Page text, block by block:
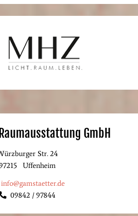
GmbH
Str. 24
Uffenheim
info@gamstaetter.de
09842 / 97844